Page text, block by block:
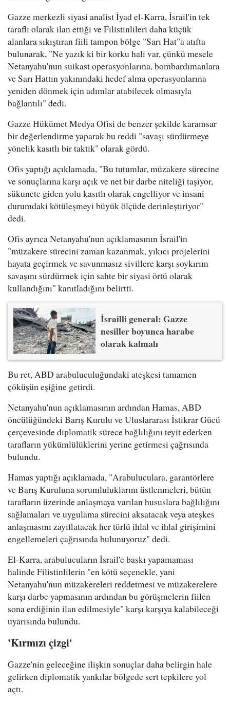
Gazze merkezli siyasi analist İyad el-Karra, İsrail'in tek
taraflı olarak ilan ettiği ve Filistinlileri daha küçük
alanlara sıkıştıran fiili tampon bölge "Sarı Hat"a atıfta
bulunarak, "Ne yazık ki bir korku hali var, çünkü mesele
Netanyahu'nun suikast operasyonlarına, bombardımanlara
ve Sarı Hattın yakınındaki hedef alma operasyonlarına
yeniden dönmek için adımlar atabilecek olmasıyla
bağlantılı" dedi.
Gazze Hükümet Medya Ofisi de benzer şekilde karamsar
bir değerlendirme yaparak bu reddi "savaşı sürdürmeye
yönelik kasıtlı bir taktik" olarak gördü.
Ofis yaptığı açıklamada, "Bu tutumlar, müzakere sürecine
ve sonuçlarına karşı açık ve net bir darbe niteliği taşıyor,
sükunete giden yolu kasıtlı olarak engelliyor ve insani
durumdaki kötüleşmeyi büyük ölçüde derinleştiriyor"
dedi.
Ofis ayrıca Netanyahu'nun açıklamasının İsrail'in
"müzakere sürecini zaman kazanmak, yıkıcı projelerini
hayata geçirmek ve savunmasız sivillere karşı soykırım
savaşını sürdürmek için sahte bir siyasi örtü olarak
kullandığını" kanıtladığını belirtti.
İsrailli general: Gazze
nesiller boyunca harabe
olarak kalmalı
Bu ret, ABD arabuluculuğundaki ateşkesi tamamen
çöküşün eşiğine getirdi.
Netanyahu'nun açıklamasının ardından Hamas, ABD
öncülüğündeki Barış Kurulu ve Uluslararası İstikrar Gücü
çerçevesinde diplomatik sürece bağlılığını teyit ederken
tarafların yükümlülüklerini yerine getirmesi çağrısında
bulundu.
Hamas yaptığı açıklamada, "Arabuluculara, garantörlere
ve Barış Kuruluna sorumluluklarını üstlenmeleri, bütün
tarafların üzerinde anlaşmaya varılan hususlara bağlılığını
sağlamaları ve uygulama sürecini aksatacak veya ateşkes
anlaşmasını zayıflatacak her türlü ihlal ve ihlal girişimini
engellemeleri çağrısında bulunuyoruz" dedi.
El-Karra, arabulucuların İsrail'e baskı yapamaması
halinde Filistinlilerin "en kötü seçenekle, yani
Netanyahu'nun müzakereleri reddetmesi ve müzakerelere
karşı darbe yapmasının ardından bu görüşmelerin fiilen
sona erdiğinin ilan edilmesiyle" karşı karşıya kalabileceği
uyarısında bulundu.
'Kırmızı çizgi'
Gazze'nin geleceğine ilişkin sonuçlar daha belirgin hale
gelirken diplomatik yankılar bölgede sert tepkilere yol
açtı.